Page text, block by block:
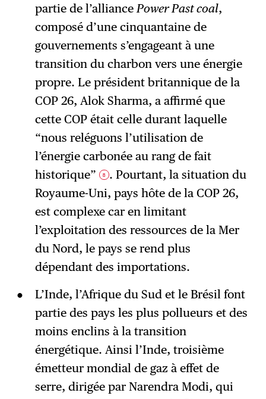
partie de l’alliance Power Past coal,
composé d’une cinquantaine de
gouvernements s’engageant à une
transition du charbon vers une énergie
propre. Le président britannique de la
COP 26, Alok Sharma, a affirmé que
cette COP était celle durant laquelle
“nous reléguons l’utilisation de
l’énergie carbonée au rang de fait
historique”
8 . Pourtant, la situation du
Royaume-Uni, pays hôte de la COP 26,
est complexe car en limitant
l’exploitation des ressources de la Mer
du Nord, le pays se rend plus
dépendant des importations.
L’Inde, l’Afrique du Sud et le Brésil font
partie des pays les plus pollueurs et des
moins enclins à la transition
énergétique. Ainsi l’Inde, troisième
émetteur mondial de gaz à effet de
serre, dirigée par Narendra Modi, qui